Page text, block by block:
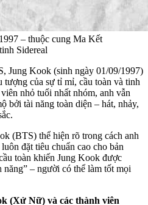
– thuộc cung Ma Kết
Sidereal
Jung Kook (sinh ngày 01/09/1997)
tượng của sự tỉ mỉ, cầu toàn và tinh
nhỏ tuổi nhất nhóm, anh vẫn
bởi tài năng toàn diện – hát, nhảy,
(BTS) thể hiện rõ trong cách anh
đặt tiêu chuẩn cao cho bản
toàn khiến Jung Kook được
năng” – người có thể làm tốt mọi
(Xử Nữ) và các thành viên